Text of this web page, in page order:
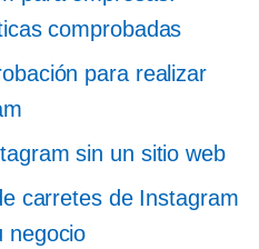
comprobadas
para realizar
sin un sitio web
carretes de Instagram
negocio